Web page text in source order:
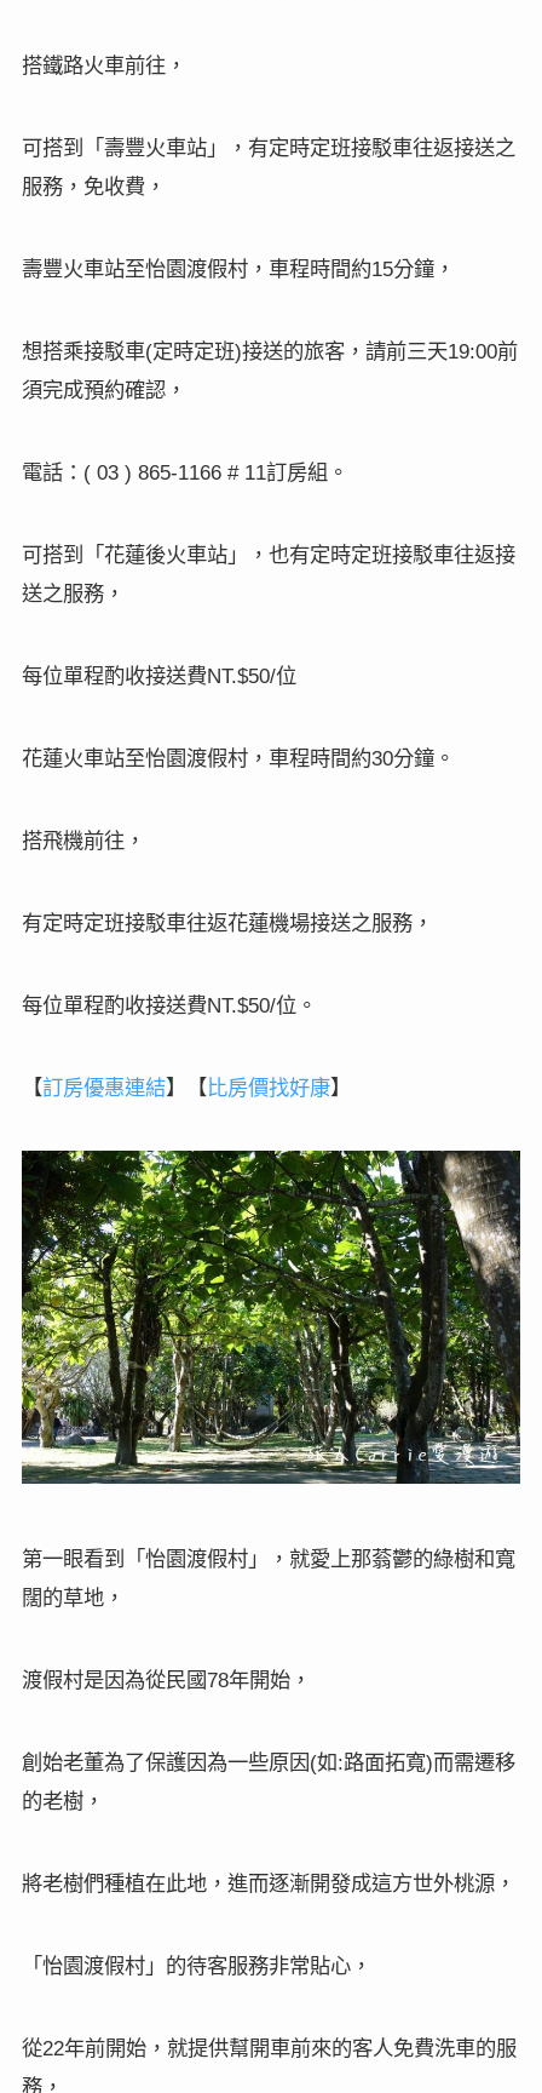
搭鐵路火車前往，
可搭到「壽豐火車站」，有定時定班接駁車往返接送之
服務，免收費，
壽豐火車站至怡園渡假村，車程時間約15分鐘，
想搭乘接駁車(定時定班)接送的旅客，請前三天19:00前
須完成預約確認，
電話： ( 03 ) 865-1166 # 11訂房組。
可搭到「花蓮後火車站」，也有定時定班接駁車往返接
送之服務，
每位單程酌收接送費NT.$50/位
花蓮火車站至怡園渡假村，車程時間約30分鐘。
搭飛機前往，
有定時定班接駁車往返花蓮機場接送之服務，
每位單程酌收接送費NT.$50/位。
【訂房優惠連結】 【比房價找好康】
第一眼看到「怡園渡假村」，就愛上那蓊鬱的綠樹和寬
闊的草地，
渡假村是因為從民國78年開始，
創始老董為了保護因為一些原因(如:路面拓寬)而需遷移
的老樹，
將老樹們種植在此地，進而逐漸開發成這方世外桃源，
「怡園渡假村」的待客服務非常貼心，
從22年前開始，就提供幫開車前來的客人免費洗車的服
務，